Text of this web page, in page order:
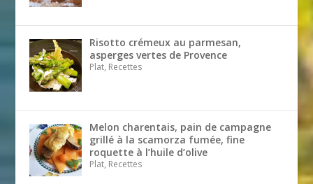
Risotto crémeux au parmesan,
asperges vertes de Provence
Plat, Recettes
Melon charentais, pain de campagne
grillé à la scamorza fumée, fine
roquette à l’huile d’olive
Plat, Recettes